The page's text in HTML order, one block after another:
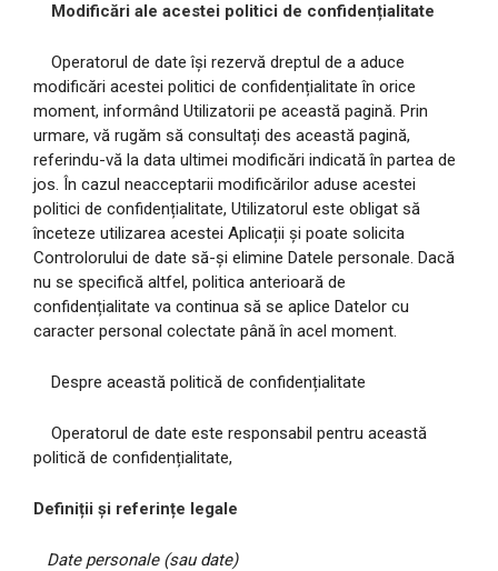
Modificări ale acestei politici de confidențialitate
Operatorul de date își rezervă dreptul de a aduce
modificări acestei politici de confidențialitate în orice
moment, informând Utilizatorii pe această pagină. Prin
urmare, vă rugăm să consultați des această pagină,
referindu-vă la data ultimei modificări indicată în partea de
jos. În cazul neacceptarii modificărilor aduse acestei
politici de confidențialitate, Utilizatorul este obligat să
înceteze utilizarea acestei Aplicații și poate solicita
Controlorului de date să-și elimine Datele personale. Dacă
nu se specifică altfel, politica anterioară de
confidențialitate va continua să se aplice Datelor cu
caracter personal colectate până în acel moment.
Despre această politică de confidențialitate
Operatorul de date este responsabil pentru această
politică de confidențialitate,
Definiții și referințe legale
Date personale (sau date)